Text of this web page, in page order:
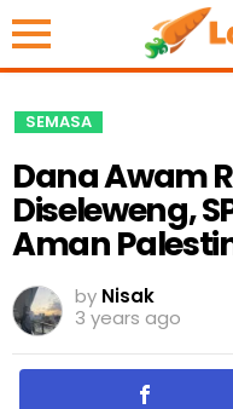
SEMASA
Dana Awam
Diseleweng,
Aman
by Nisak
3 years ago